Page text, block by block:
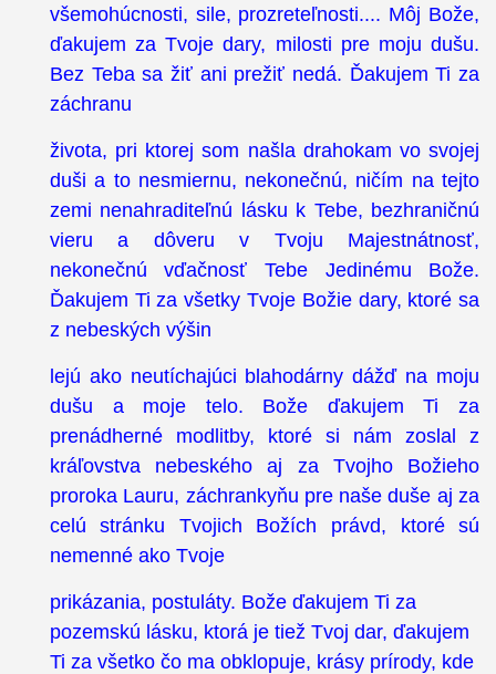
všemohúcnosti, sile, prozreteľnosti.... Môj Bože,
ďakujem za Tvoje dary, milosti pre moju dušu.
Bez Teba sa žiť ani prežiť nedá. Ďakujem Ti za
záchranu
života, pri ktorej som našla drahokam vo svojej
duši a to nesmiernu, nekonečnú, ničím na tejto
zemi nenahraditeľnú lásku k Tebe, bezhraničnú
vieru a dôveru v Tvoju Majestnátnosť,
nekonečnú vďačnosť Tebe Jedinému Bože.
Ďakujem Ti za všetky Tvoje Božie dary, ktoré sa
z nebeských výšin
lejú ako neutíchajúci blahodárny dážď na moju
dušu a moje telo. Bože ďakujem Ti za
prenádherné modlitby, ktoré si nám zoslal z
kráľovstva nebeského aj za Tvojho Božieho
proroka Lauru, záchrankyňu pre naše duše aj za
celú stránku Tvojich Božích právd, ktoré sú
nemenné ako Tvoje
prikázania, postuláty. Bože ďakujem Ti za
pozemskú lásku, ktorá je tiež Tvoj dar, ďakujem
Ti za všetko čo ma obklopuje, krásy prírody, kde